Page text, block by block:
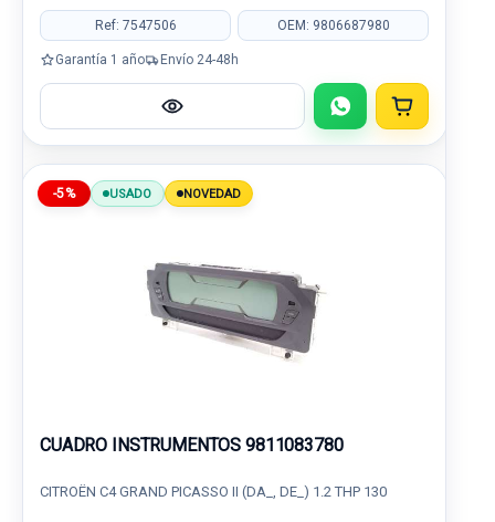
Ref: 7547506 OEM: 9806687980
Garantía 1 año Envío 24-48h
-5% USADO NOVEDAD
CUADRO INSTRUMENTOS 9811083780
CITROËN C4 GRAND PICASSO II (DA_, DE_) 1.2 THP 130